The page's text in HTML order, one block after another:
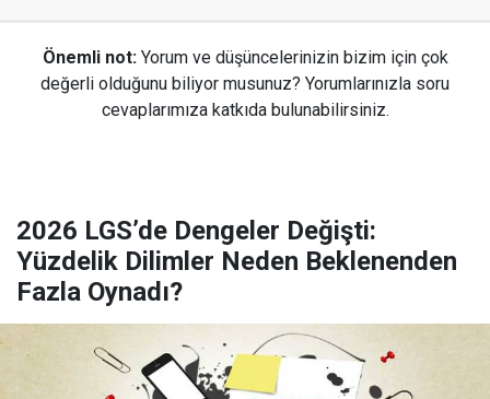
Önemli not: Yorum ve düşüncelerinizin bizim için çok
değerli olduğunu biliyor musunuz? Yorumlarınızla soru
cevaplarımıza katkıda bulunabilirsiniz.
2026 LGS’de Dengeler Değişti:
Yüzdelik Dilimler Neden Beklenenden
Fazla Oynadı?